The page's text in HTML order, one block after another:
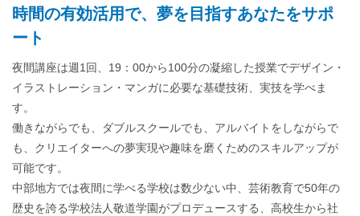
時間の有効活用で、夢を目指すあなたをサポ
ート
夜間講座は週1回、19：00から100分の凝縮した授業でデザイン・
イラストレーション・マンガに必要な基礎技術、実技を学べま
す。
働きながらでも、ダブルスクールでも、アルバイトをしながらで
も、クリエイターへの夢実現や趣味を磨くためのスキルアップが
可能です。
中部地方では夜間に学べる学校は数少ない中、芸術教育で50年の
歴史を誇る学校法人敬道学園がプロデュースする、高校生から社